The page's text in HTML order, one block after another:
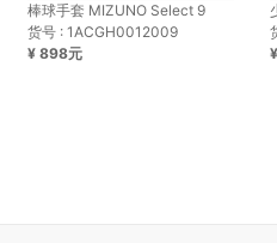
棒球手套 MIZUNO Select 9
货号 : 1ACGH0012009
¥ 898元